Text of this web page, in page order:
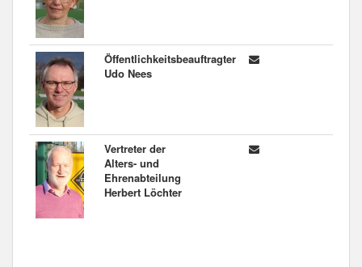
Öffentlichkeitsbeauftragter
Udo Nees
Vertreter der
Alters- und
Ehrenabteilung
Herbert Löchter